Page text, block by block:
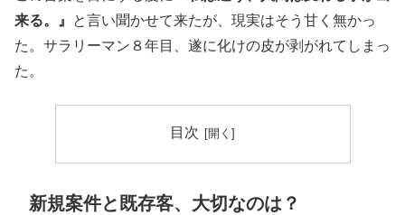
来る。』
と言い聞かせて来たが、現実はそう甘く無かっ
た。サラリーマン８年目、遂に化けの皮が剥がれてしまっ
た。
目次
新規案件と既存客、大切なのは？